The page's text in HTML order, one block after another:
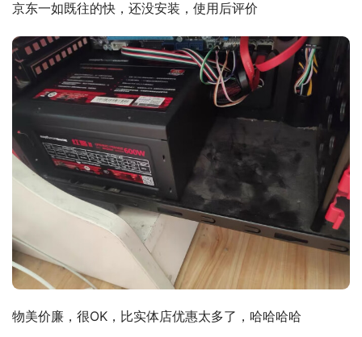
京东一如既往的快，还没安装，使用后评价
物美价廉，很OK，比实体店优惠太多了，哈哈哈哈